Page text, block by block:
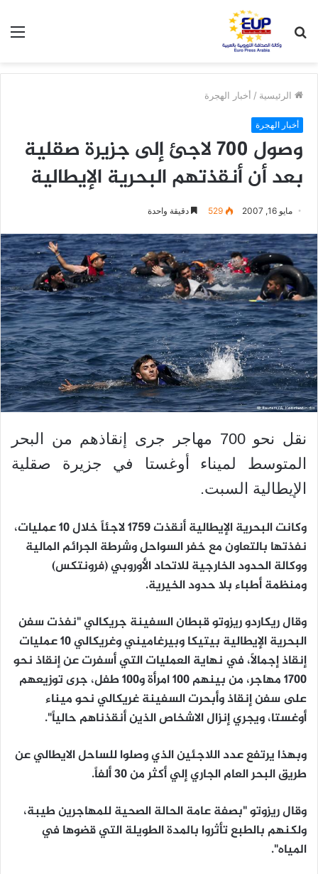
عن
الرئيسية / أخبار الهجرة
أخبار الهجرة
وصول 700 لاجئ إلى جزيرة صقلية
بعد أن أنقذتهم البحرية الإيطالية
مايو 16, 2007 529 دقيقة واحدة
نقل نحو 700 مهاجر جرى إنقاذهم من البحر
المتوسط لميناء أوغستا في جزيرة صقلية
الإيطالية السبت.
وكانت البحرية الإيطالية أنقذت 1759 لاجئاً خلال 10 عمليات،
نفذتها بالتعاون مع خفر السواحل وشرطة الجرائم المالية
ووكالة الحدود الخارجية للاتحاد الأوروبي (فرونتكس)
ومنظمة أطباء بلا حدود الخيرية.
وقال ريكاردو ريزوتو قبطان السفينة جريكالي "نفذت سفن
البحرية الإيطالية بيتيكا وبيرغاميني وغريكالي 10 عمليات
إنقاذ إجمالاً، في نهاية العمليات التي أسفرت عن إنقاذ نحو
1700 مهاجر، من بينهم 100 امرأة و100 طفل، جرى توزيعهم
على سفن إنقاذ وأبحرت السفينة غريكالي نحو ميناء
أوغستا، ويجري إنزال الاشخاص الذين أنقذناهم حالياً".
وبهذا يرتفع عدد اللاجئين الذي وصلوا للساحل الايطالي عن
طريق البحر العام الجاري إلي أكثر من 30 ألفاً.
وقال ريزوتو "بصفة عامة الحالة الصحية للمهاجرين طيبة،
ولكنهم بالطبع تأثروا بالمدة الطويلة التي قضوها في
المياه".